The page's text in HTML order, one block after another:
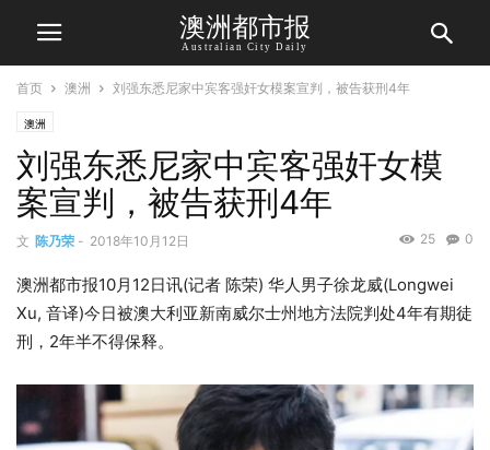
澳洲都市报
Australian City Daily
首页 澳洲 刘强东悉尼家中宾客强奸女模案宣判，被告获刑4年
澳洲
刘强东悉尼家中宾客强奸女模
案宣判，被告获刑4年
文 陈乃荣 - 2018年10月12日 0
25
澳洲都市报10月12日讯(记者 陈荣) 华人男子徐龙威(Longwei
Xu, 音译)今日被澳大利亚新南威尔士州地方法院判处4年有期徒
刑，2年半不得保释。